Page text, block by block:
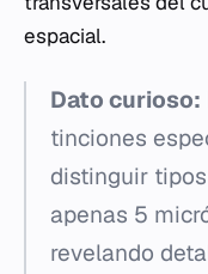
espacial.
Dato curioso:
tinciones
distinguir
apenas 5
revelando